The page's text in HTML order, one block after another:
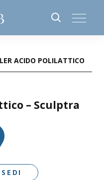
ACIDO POLILATTICO –
– Sculptra